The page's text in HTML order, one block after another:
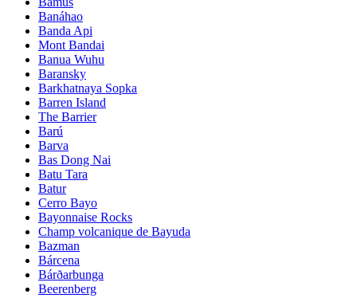
Banáhao
Banda Api
Mont Bandai
Banua Wuhu
Baransky
Barkhatnaya Sopka
Barren Island
The Barrier
Barú
Barva
Bas Dong Nai
Batu Tara
Batur
Cerro Bayo
Bayonnaise Rocks
Champ volcanique de Bayuda
Bazman
Bárcena
Bárðarbunga
Beerenberg